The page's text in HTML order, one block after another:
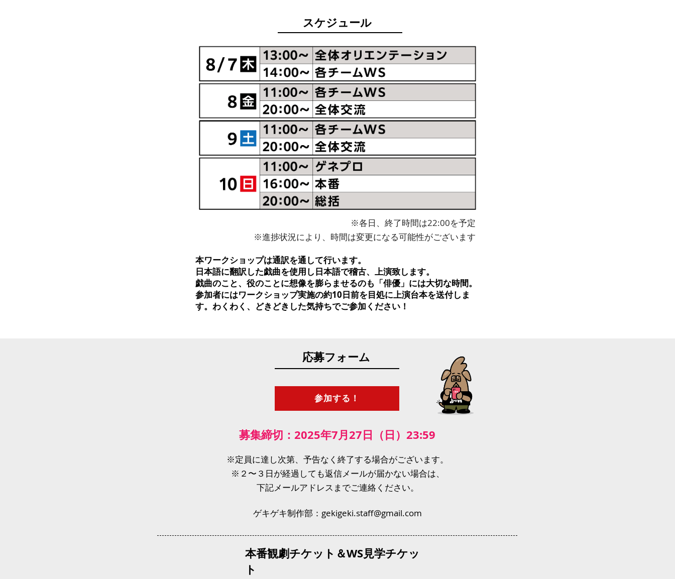
​スケジュール
​※各日、終了時間は22:00を予定
​※進捗状況により、時間は変更になる可能性がございます
本ワークショップは通訳を通して行います。
日本語に翻訳した戯曲を使用し日本語で稽古、上演致します。
戯曲のこと、役のことに想像を膨らませるのも「俳優」には大切な時間。
参加者にはワークショップ実施の約10日前を目処に上演台本を送付しま
す。わくわく、どきどきした気持ちでご参加ください！
応募フォーム
参加する！
募集締切：2025年7月27日（日）23:59
​※定員に達し次第、予告なく終了する場合がございます。
​※２〜３日が経過しても返信メールが届かない場合は、
下記メールアドレスまでご連絡ください。
ゲキゲキ制作部： gekigeki.staff@gmail.com
本番観劇チケット＆WS見学チケッ
ト